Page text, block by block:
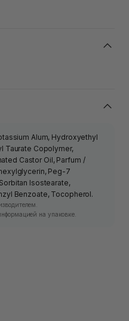
Alum, Hydroxyethyl
Taurate Copolymer,
Castor Oil, Parfum /
Peg-7
Isostearate,
Benzoate, Tocopherol.
на упаковке.